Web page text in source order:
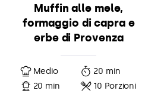
Muffin alle mele,
formaggio di capra e
erbe di Provenza
Medio
20 min
20 min
10 Porzioni